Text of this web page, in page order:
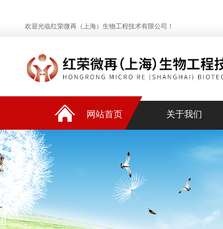
欢迎光临红荣微再（上海）生物工程技术有限公司！
网站首页 关于我们